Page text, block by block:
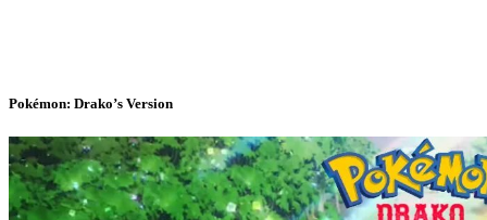
Pokémon: Drako’s Version